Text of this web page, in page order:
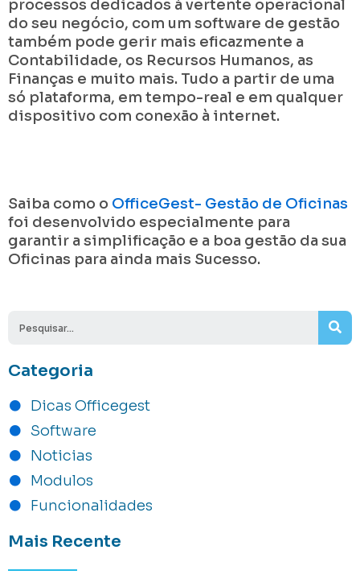
processos dedicados à vertente operacional
do seu negócio, com um software de gestão
também pode gerir mais eficazmente a
Contabilidade, os Recursos Humanos, as
Finanças e muito mais. Tudo a partir de uma
só plataforma, em tempo-real e em qualquer
dispositivo com conexão à internet.
Saiba como o OfficeGest- Gestão de Oficinas
foi desenvolvido especialmente para
garantir a simplificação e a boa gestão da sua
Oficinas para ainda mais Sucesso.
Categoria
Dicas Officegest
Software
Noticias
Modulos
Funcionalidades
Mais Recente